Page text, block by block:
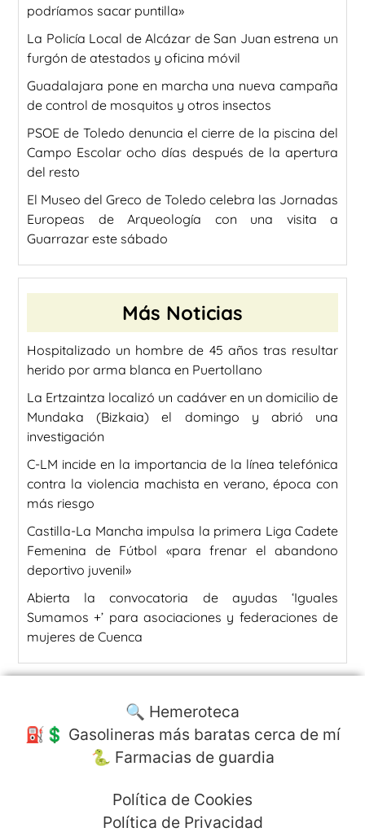
podríamos sacar puntilla»
La Policía Local de Alcázar de San Juan estrena un
furgón de atestados y oficina móvil
Guadalajara pone en marcha una nueva campaña
de control de mosquitos y otros insectos
PSOE de Toledo denuncia el cierre de la piscina del
Campo Escolar ocho días después de la apertura
del resto
El Museo del Greco de Toledo celebra las Jornadas
Europeas de Arqueología con una visita a
Guarrazar este sábado
Más Noticias
Hospitalizado un hombre de 45 años tras resultar
herido por arma blanca en Puertollano
La Ertzaintza localizó un cadáver en un domicilio de
Mundaka (Bizkaia) el domingo y abrió una
investigación
C-LM incide en la importancia de la línea telefónica
contra la violencia machista en verano, época con
más riesgo
Castilla-La Mancha impulsa la primera Liga Cadete
Femenina de Fútbol «para frenar el abandono
deportivo juvenil»
Abierta la convocatoria de ayudas ‘Iguales
Sumamos +’ para asociaciones y federaciones de
mujeres de Cuenca
🔍 Hemeroteca
⛽️💲 Gasolineras más baratas cerca de mí
🐍 Farmacias de guardia
Política de Cookies
Política de Privacidad